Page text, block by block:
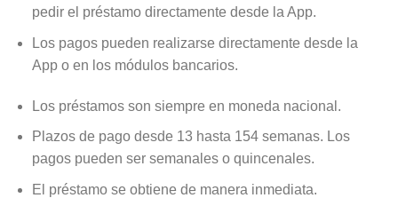
pedir el préstamo directamente desde la App.
Los pagos pueden realizarse directamente desde la
App o en los módulos bancarios.
Los préstamos son siempre en moneda nacional.
Plazos de pago desde 13 hasta 154 semanas. Los
pagos pueden ser semanales o quincenales.
El préstamo se obtiene de manera inmediata.